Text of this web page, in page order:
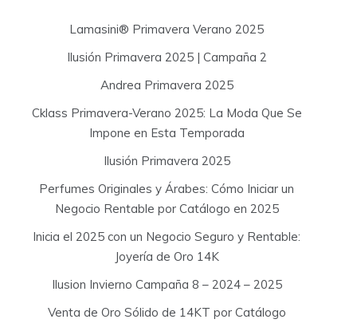
r
:
Lamasini® Primavera Verano 2025
Ilusión Primavera 2025 | Campaña 2
Andrea Primavera 2025
Cklass Primavera-Verano 2025: La Moda Que Se
Impone en Esta Temporada
Ilusión Primavera 2025
Perfumes Originales y Árabes: Cómo Iniciar un
Negocio Rentable por Catálogo en 2025
Inicia el 2025 con un Negocio Seguro y Rentable:
Joyería de Oro 14K
Ilusion Invierno Campaña 8 – 2024 – 2025
Venta de Oro Sólido de 14KT por Catálogo